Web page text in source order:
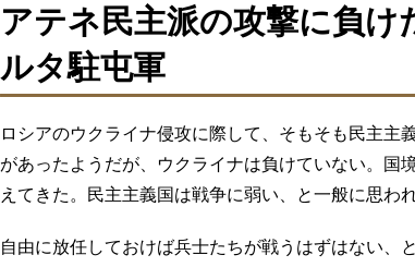
アテネ民主派の攻撃に負け
ルタ駐屯軍
ロシアのウクライナ侵攻に際して、そもそも民主主
があったようだが、ウクライナは負けていない。国
えてきた。民主主義国は戦争に弱い、と一般に思わ
自由に放任しておけば兵士たちが戦うはずはない、